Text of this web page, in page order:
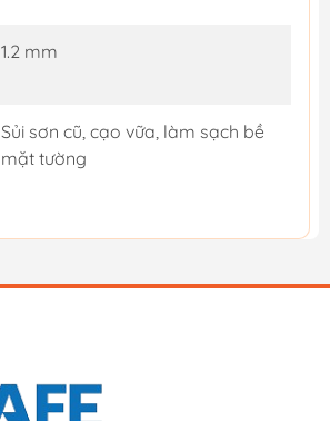
1.2 mm
Sủi sơn cũ, cạo vữa, làm sạch bề
mặt tường